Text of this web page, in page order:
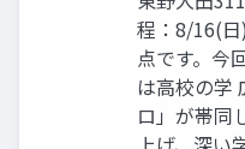
程：8/16(
点です。今
は⾼校の学
ロ」が帯同